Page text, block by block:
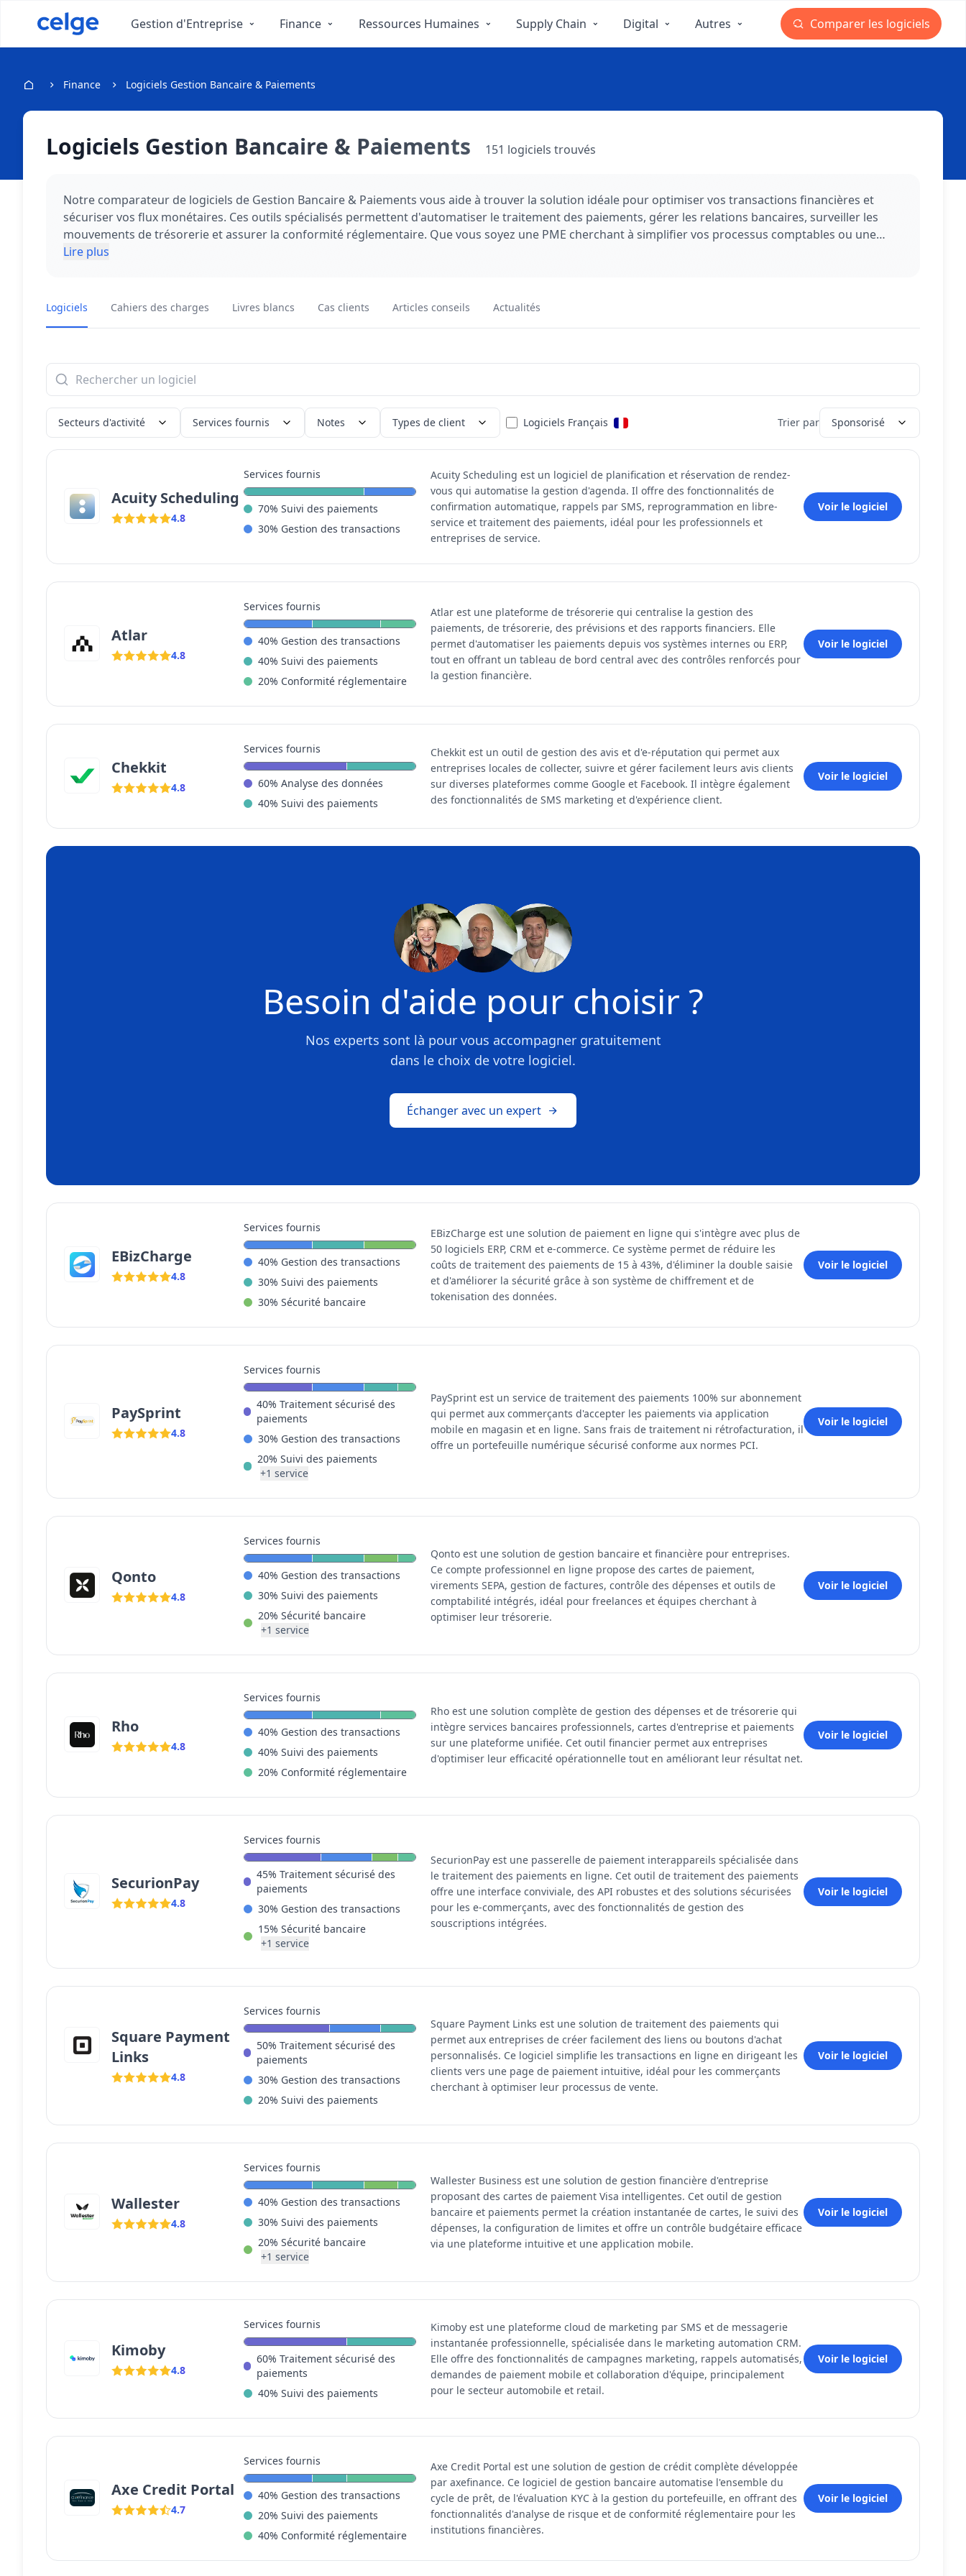
Gestion d'Entreprise Finance Ressources Humaines Supply Chain Digital Autres Comparer les logiciels
Finance Logiciels Gestion Bancaire & Paiements
Logiciels Gestion Bancaire & Paiements 151 logiciels trouvés
Notre comparateur de logiciels de Gestion Bancaire & Paiements vous aide à trouver la solution idéale pour optimiser vos transactions financières et
sécuriser vos flux monétaires. Ces outils spécialisés permettent d'automatiser le traitement des paiements, gérer les relations bancaires, surveiller les
mouvements de trésorerie et assurer la conformité réglementaire. Que vous soyez une PME cherchant à simplifier vos processus comptables ou une
grande entreprise nécessitant une solution robuste de gestion des transactions internationales, notre sélection couvre tous les besoins en matière de
Lire plus
Logiciels Cahiers des charges Livres blancs Cas clients Articles conseils Actualités
Secteurs d'activité Services fournis Notes Types de client Logiciels Français Trier par Sponsorisé
Acuity Scheduling
4.8
Services fournis
70% Suivi des paiements
30% Gestion des transactions
Acuity Scheduling est un logiciel de planification et réservation de rendez-
vous qui automatise la gestion d'agenda. Il offre des fonctionnalités de
confirmation automatique, rappels par SMS, reprogrammation en libre-
service et traitement des paiements, idéal pour les professionnels et
entreprises de service.
Voir le logiciel
Atlar
4.8
Services fournis
40% Gestion des transactions
40% Suivi des paiements
20% Conformité réglementaire
Atlar est une plateforme de trésorerie qui centralise la gestion des
paiements, de trésorerie, des prévisions et des rapports financiers. Elle
permet d'automatiser les paiements depuis vos systèmes internes ou ERP,
tout en offrant un tableau de bord central avec des contrôles renforcés pour
la gestion financière.
Voir le logiciel
Chekkit
4.8
Services fournis
60% Analyse des données
40% Suivi des paiements
Chekkit est un outil de gestion des avis et d'e-réputation qui permet aux
entreprises locales de collecter, suivre et gérer facilement leurs avis clients
sur diverses plateformes comme Google et Facebook. Il intègre également
des fonctionnalités de SMS marketing et d'expérience client.
Voir le logiciel
Besoin d'aide pour choisir ?
Nos experts sont là pour vous accompagner gratuitement
dans le choix de votre logiciel.
Échanger avec un expert
EBizCharge
4.8
Services fournis
40% Gestion des transactions
30% Suivi des paiements
30% Sécurité bancaire
EBizCharge est une solution de paiement en ligne qui s'intègre avec plus de
50 logiciels ERP, CRM et e-commerce. Ce système permet de réduire les
coûts de traitement des paiements de 15 à 43%, d'éliminer la double saisie
et d'améliorer la sécurité grâce à son système de chiffrement et de
tokenisation des données.
Voir le logiciel
PaySprint
4.8
Services fournis
40% Traitement sécurisé des
paiements
30% Gestion des transactions
20%Suivi des paiements
+1 service
PaySprint est un service de traitement des paiements 100% sur abonnement
qui permet aux commerçants d'accepter les paiements via application
mobile en magasin et en ligne. Sans frais de traitement ni rétrofacturation, il
offre un portefeuille numérique sécurisé conforme aux normes PCI.
Voir le logiciel
Qonto
4.8
Services fournis
40% Gestion des transactions
30% Suivi des paiements
20% Sécurité bancaire
+1 service
Qonto est une solution de gestion bancaire et financière pour entreprises.
Ce compte professionnel en ligne propose des cartes de paiement,
virements SEPA, gestion de factures, contrôle des dépenses et outils de
comptabilité intégrés, idéal pour freelances et équipes cherchant à
optimiser leur trésorerie.
Voir le logiciel
Rho
4.8
Services fournis
40% Gestion des transactions
40% Suivi des paiements
20% Conformité réglementaire
Rho est une solution complète de gestion des dépenses et de trésorerie qui
intègre services bancaires professionnels, cartes d'entreprise et paiements
sur une plateforme unifiée. Cet outil financier permet aux entreprises
d'optimiser leur efficacité opérationnelle tout en améliorant leur résultat net.
Voir le logiciel
SecurionPay
4.8
Services fournis
45% Traitement sécurisé des
paiements
30% Gestion des transactions
15% Sécurité bancaire
+1 service
SecurionPay est une passerelle de paiement interappareils spécialisée dans
le traitement des paiements en ligne. Cet outil de traitement des paiements
offre une interface conviviale, des API robustes et des solutions sécurisées
pour les e-commerçants, avec des fonctionnalités de gestion des
souscriptions intégrées.
Voir le logiciel
Square Payment
Links
4.8
Services fournis
50% Traitement sécurisé des
paiements
30% Gestion des transactions
20% Suivi des paiements
Square Payment Links est une solution de traitement des paiements qui
permet aux entreprises de créer facilement des liens ou boutons d'achat
personnalisés. Ce logiciel simplifie les transactions en ligne en dirigeant les
clients vers une page de paiement intuitive, idéal pour les commerçants
cherchant à optimiser leur processus de vente.
Voir le logiciel
Wallester
4.8
Services fournis
40% Gestion des transactions
30% Suivi des paiements
20% Sécurité bancaire
+1 service
Wallester Business est une solution de gestion financière d'entreprise
proposant des cartes de paiement Visa intelligentes. Cet outil de gestion
bancaire et paiements permet la création instantanée de cartes, le suivi des
dépenses, la configuration de limites et offre un contrôle budgétaire efficace
via une plateforme intuitive et une application mobile.
Voir le logiciel
Kimoby
4.8
Services fournis
60% Traitement sécurisé des
paiements
40% Suivi des paiements
Kimoby est une plateforme cloud de marketing par SMS et de messagerie
instantanée professionnelle, spécialisée dans le marketing automation CRM.
Elle offre des fonctionnalités de campagnes marketing, rappels automatisés,
demandes de paiement mobile et collaboration d'équipe, principalement
pour le secteur automobile et retail.
Voir le logiciel
Axe Credit Portal
4.7
Services fournis
40% Gestion des transactions
20% Suivi des paiements
40% Conformité réglementaire
Axe Credit Portal est une solution de gestion de crédit complète développée
par axefinance. Ce logiciel de gestion bancaire automatise l'ensemble du
cycle de prêt, de l'évaluation KYC à la gestion du portefeuille, en offrant des
fonctionnalités d'analyse de risque et de conformité réglementaire pour les
institutions financières.
Voir le logiciel